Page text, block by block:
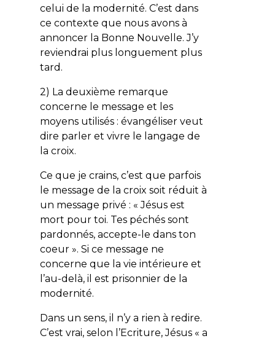
celui de la modernité. C’est dans
ce contexte que nous avons à
annoncer la Bonne Nouvelle. J’y
reviendrai plus longuement plus
tard.
2) La deuxième remarque
concerne le message et les
moyens utilisés : évangéliser veut
dire parler et vivre le langage de
la croix.
Ce que je crains, c’est que parfois
le message de la croix soit réduit à
un message privé : « Jésus est
mort pour toi. Tes péchés sont
pardonnés, accepte-le dans ton
coeur ». Si ce message ne
concerne que la vie intérieure et
l’au-delà, il est prisonnier de la
modernité.
Dans un sens, il n’y a rien à redire.
C’est vrai, selon l’Ecriture, Jésus « a